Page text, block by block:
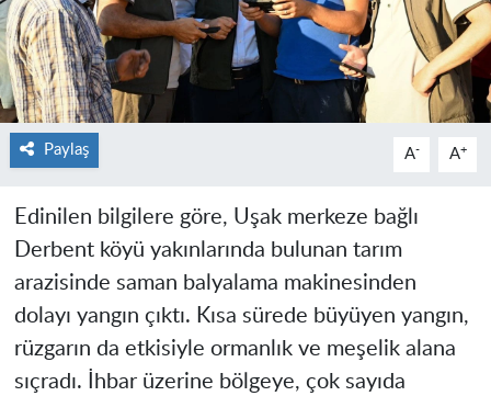
Paylaş A- A+
Edinilen bilgilere göre, Uşak merkeze bağlı
Derbent köyü yakınlarında bulunan tarım
arazisinde saman balyalama makinesinden
dolayı yangın çıktı. Kısa sürede büyüyen yangın,
rüzgarın da etkisiyle ormanlık ve meşelik alana
sıçradı. İhbar üzerine bölgeye, çok sayıda